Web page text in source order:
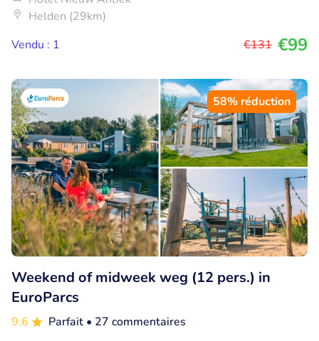
Helden (29km)
Vendu : 1
€131 €99
58% réduction
Weekend of midweek weg (12 pers.) in
EuroParcs
9.6 Parfait • 27 commentaires